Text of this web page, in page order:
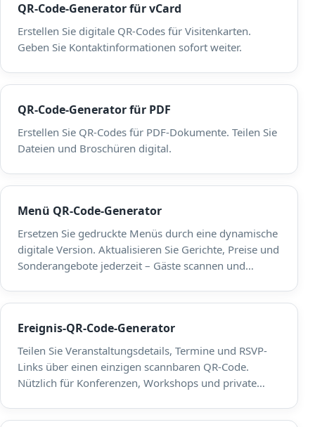
QR-Code-Generator für vCard
Erstellen Sie digitale QR-Codes für Visitenkarten.
Geben Sie Kontaktinformationen sofort weiter.
QR-Code-Generator für PDF
Erstellen Sie QR-Codes für PDF-Dokumente. Teilen Sie
Dateien und Broschüren digital.
Menü QR-Code-Generator
Ersetzen Sie gedruckte Menüs durch eine dynamische
digitale Version. Aktualisieren Sie Gerichte, Preise und
Sonderangebote jederzeit – Gäste scannen und
Ereignis-QR-Code-Generator
Teilen Sie Veranstaltungsdetails, Termine und RSVP-
Links über einen einzigen scannbaren QR-Code.
Nützlich für Konferenzen, Workshops und private